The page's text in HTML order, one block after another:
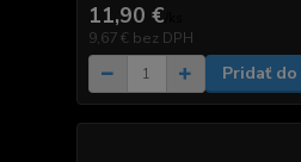
11,90 €
9,67 € bez DPH
Pridať